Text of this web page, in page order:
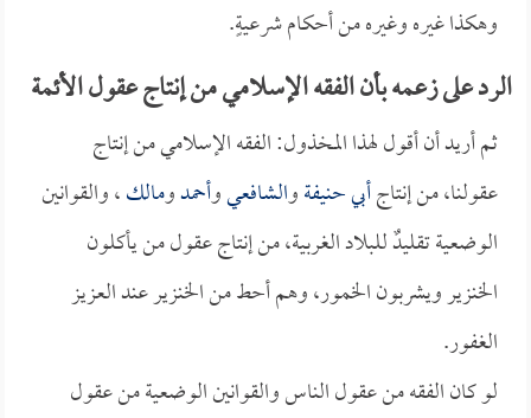
وهكذا غيره وغيره من أحكام شرعيةٍ.
الرد على زعمه بأن الفقه الإسلامي من إنتاج عقول الأئمة
ثم أريد أن أقول لهذا المخذول: الفقه الإسلامي من إنتاج
عقولنا، من إنتاجأبي حنيفةوالشافعيوأحمدومالك، والقوانين
الوضعية تقليدٌ للبلاد الغربية، من إنتاج عقول من يأكلون
الخنزير ويشربون الخمور، وهم أحط من الخنزير عند العزيز
الغفور.
لو كان الفقه من عقول الناس والقوانين الوضعية من عقول